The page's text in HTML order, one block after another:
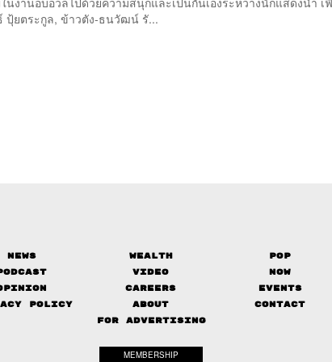
ปุ้ยตระกูล, ข้าวตัง-ธนวัฒน์ รั...
News Wealth
Pop
Video
Now
Careers
Events
Policy
About
Contact
FOR ADVERTISING
MEMBERSHIP